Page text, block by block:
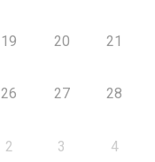
19 20 21
26 27 28
2 3 4